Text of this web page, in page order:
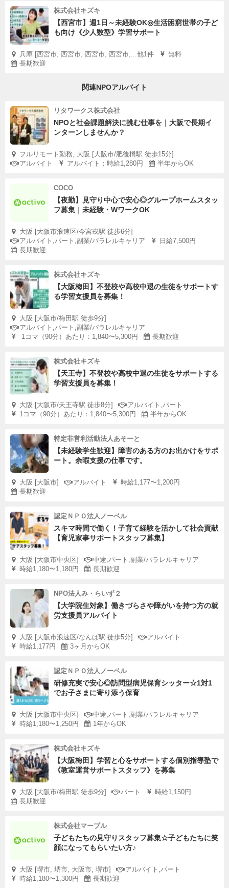
株式会社キズキ
【西宮市】週1日～未経験OK◎生活困窮世帯の子ど
も向け《少人数型》学習サポート
兵庫 [西宮市, 西宮市, 西宮市, 西宮市,...他1件
無料
長期歓迎
関連NPOアルバイト
リタワークス株式会社
NPOと社会課題解決に挑む仕事を｜大阪で長期イ
ンターンしませんか？
フルリモート勤務, 大阪 [大阪市/肥後橋駅 徒歩15分]
アルバイト
アルバイト：時給1,280円 半年からOK
COCO
【夜勤】見守り中心で安心◎グループホームスタッ
フ募集｜未経験・WワークOK
大阪 [大阪市浪速区/今宮戎駅 徒歩6分]
アルバイト,パート,副業/パラレルキャリア
日給7,500円
長期歓迎
株式会社キズキ
【大阪梅田】不登校や高校中退の生徒をサポートす
る学習支援員を募集！
大阪 [大阪市/梅田駅 徒歩9分]
アルバイト,パート,副業/パラレルキャリア
1コマ（90分）あたり：1,840〜5,300円
長期歓迎
株式会社キズキ
【天王寺】不登校や高校中退の生徒をサポートする
学習支援員を募集！
大阪 [大阪市/天王寺駅 徒歩8分]
アルバイト,パート
1コマ（90分）あたり：1,840〜5,300円
半年からOK
特定非営利活動法人あそーと
【未経験学生歓迎】障害のある方のお出かけをサポ
ート。余暇支援の仕事です。
大阪 [大阪市] アルバイト
時給1,177〜1,200円
長期歓迎
認定ＮＰＯ法人ノーベル
スキマ時間で働く！子育て経験を活かして社会貢献
【育児家事サポートスタッフ募集】
大阪 [大阪市中央区]
中途,パート,副業/パラレルキャリア
時給1,180〜1,180円
長期歓迎
NPO法人み・らいず２
【大学院生対象】働きづらさや障がいを持つ方の就
労支援員アルバイト
大阪 [大阪市浪速区/なんば駅 徒歩5分]
アルバイト
時給1,177円
3ヶ月からOK
認定ＮＰＯ法人ノーベル
研修充実で安心◎訪問型病児保育シッター☆1対1
でお子さまに寄り添う保育
大阪 [大阪市中央区]
中途,パート,副業/パラレルキャリア
時給1,180〜1,250円
1年からOK
株式会社キズキ
【大阪梅田】学習と心をサポートする個別指導塾で
《教室運営サポートスタッフ》を募集
大阪 [大阪市/梅田駅 徒歩9分] パート
時給1,150円
長期歓迎
株式会社マーブル
子どもたちの見守りスタッフ募集☆子どもたちに笑
顔になってもらいたい方♪
大阪 [堺市, 堺市, 大阪市, 堺市]
アルバイト,パート
時給1,180〜1,300円
長期歓迎